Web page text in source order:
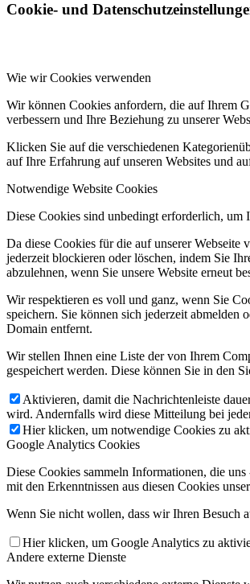
Cookie- und
Wie wir Cookies verwenden
Wir können Cookies anfordern, die auf Ihrem
verbessern und Ihre Beziehung zu unserer
Klicken Sie auf die verschiedenen
auf Ihre Erfahrung auf unseren Websites und
Notwendige Website Cookies
Diese Cookies sind unbedingt erforderlich, um
Da diese Cookies für die auf unserer
jederzeit blockieren oder löschen, indem Sie
abzulehnen, wenn Sie unsere Website erneut
Wir respektieren es voll und ganz, wenn Sie
speichern. Sie können sich jederzeit abmelden
Domain entfernt.
Wir stellen Ihnen eine Liste der von Ihrem
gespeichert werden. Diese können Sie in den
Aktivieren, damit die Nachrichtenleiste
wird. Andernfalls wird diese Mitteilung bei
Hier klicken, um notwendige Cookies zu
Google Analytics Cookies
Diese Cookies sammeln Informationen, die
mit den Erkenntnissen aus diesen Cookies
Wenn Sie nicht wollen, dass wir Ihren Besuch
Hier klicken, um Google Analytics zu
Andere externe Dienste